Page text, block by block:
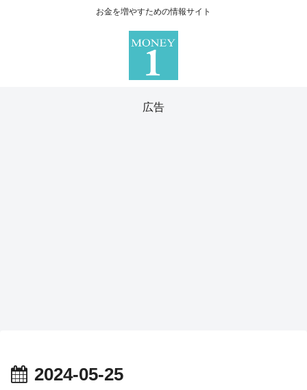
お金を増やすための情報サイト
広告
2024-05-25